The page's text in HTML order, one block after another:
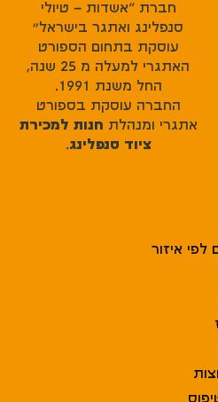
חברת “אשדות – טיולי
סנפלינג ואתגר בישראל”
עוסקת בתחום הספורט
האתגרי למעלה מ 25 שנה,
החל משנת 1991.
החברה עוסקת בספורט
אתגרי ומנהלת חנות למכירת
ציוד סנפלינג.
לפי איזור